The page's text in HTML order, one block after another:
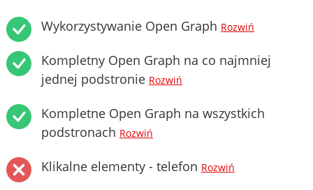
Wykorzystywanie Open Graph Rozwiń
Kompletny Open Graph na co najmniej
jednej podstronie Rozwiń
Kompletne Open Graph na wszystkich
podstronach Rozwiń
Klikalne elementy - telefon Rozwiń